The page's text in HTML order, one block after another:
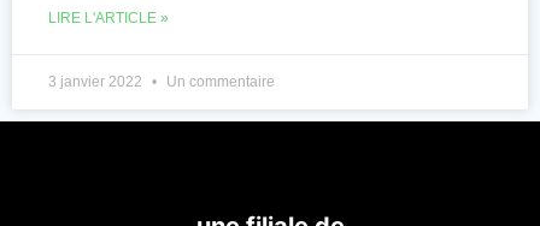
LIRE L'ARTICLE »
3 janvier 2022 Un commentaire